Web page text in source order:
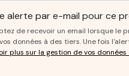
alerte par e-mail pour ce
de recevoir un email lorsque le
données à des tiers. Une fois
plus sur la gestion de vos